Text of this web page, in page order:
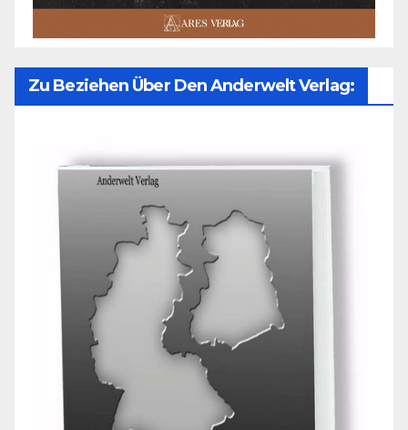
Zu Beziehen Über Den Anderwelt Verlag: